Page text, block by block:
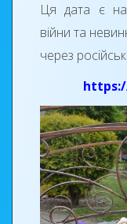
Ця дата є
війни та
через